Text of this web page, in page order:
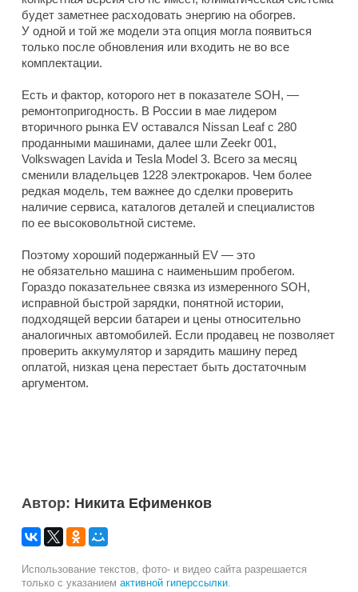
будет заметнее расходовать энергию на обогрев.
У одной и той же модели эта опция могла появиться
только после обновления или входить не во все
комплектации.
Есть и фактор, которого нет в показателе SOH, —
ремонтопригодность. В России в мае лидером
вторичного рынка EV оставался Nissan Leaf с 280
проданными машинами, далее шли Zeekr 001,
Volkswagen Lavida и Tesla Model 3. Всего за месяц
сменили владельцев 1228 электрокаров. Чем более
редкая модель, тем важнее до сделки проверить
наличие сервиса, каталогов деталей и специалистов
по ее высоковольтной системе.
Поэтому хороший подержанный EV — это
не обязательно машина с наименьшим пробегом.
Гораздо показательнее связка из измеренного SOH,
исправной быстрой зарядки, понятной истории,
подходящей версии батареи и цены относительно
аналогичных автомобилей. Если продавец не позволяет
проверить аккумулятор и зарядить машину перед
оплатой, низкая цена перестает быть достаточным
аргументом.
Автор: Никита Ефименков
Использование текстов, фото- и видео сайта разрешается
только с указанием активной гиперссылки.